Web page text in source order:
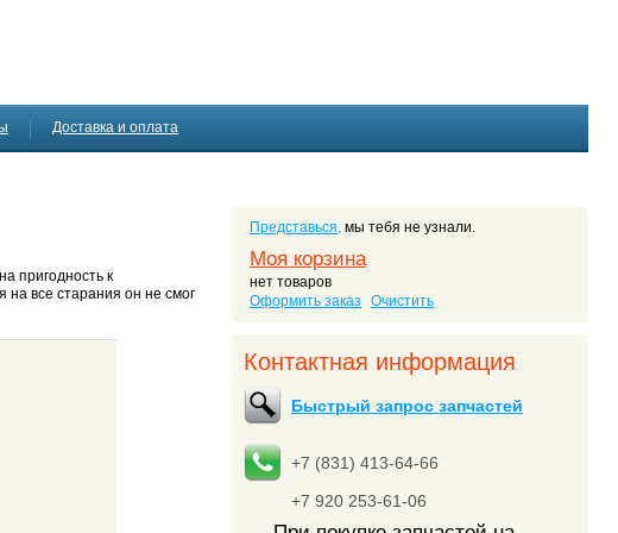
Доставка и оплата
Представься, мы тебя не узнали.
Моя корзина
нет товаров
Оформить заказ
Очистить
Контактная информация
Быстрый запрос запчастей
+7 (831) 413-64-66
+7 920 253-61-06
пригодность к
на все старания он не смог